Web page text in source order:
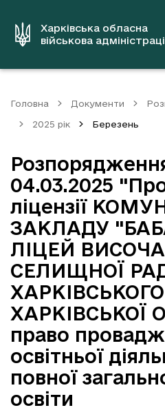
вмістуХарківська обласна
військова
Головна Документи
2025 рік Березень
04.03.2025
ліцензії
ЗАКЛАДУ
ЛІЦЕЙ
СЕЛИЩНОЇ
ХАРКІВСЬКОЇ
право
освітньої
повної
освіти